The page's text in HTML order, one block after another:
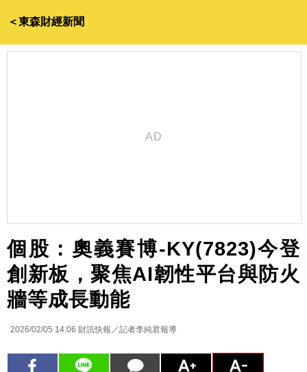
＜東森財經新聞
個股：奧義賽博-KY(7823)今登
創新板，聚焦AI韌性平台與防火
牆等成長動能
2026/02/05 14:06 財訊快報／記者李純君報導